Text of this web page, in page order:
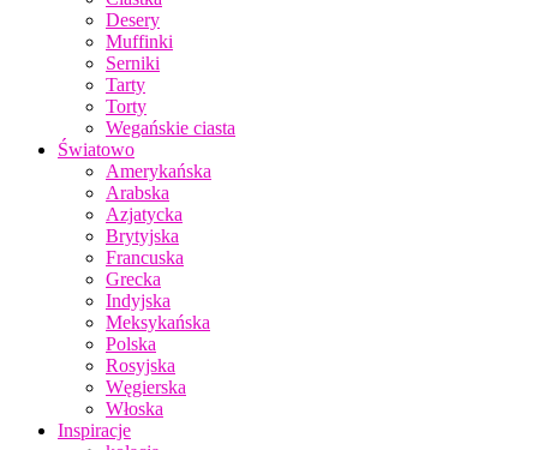
Desery
Muffinki
Serniki
Tarty
Torty
Wegańskie ciasta
Światowo
Amerykańska
Arabska
Azjatycka
Brytyjska
Francuska
Grecka
Indyjska
Meksykańska
Polska
Rosyjska
Węgierska
Włoska
Inspiracje